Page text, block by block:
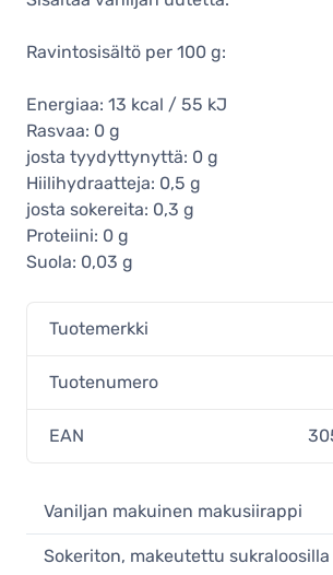
Ravintosisältö per 100 g:
Energiaa: 13 kcal / 55 kJ
Rasvaa: 0 g
josta tyydyttynyttä: 0 g
Hiilihydraatteja: 0,5 g
josta sokereita: 0,3 g
Proteiini: 0 g
Suola: 0,03 g
Tuotemerkki
Tuotenumero
EAN
Vaniljan makuinen makusiirappi
Sokeriton, makeutettu sukraloosilla